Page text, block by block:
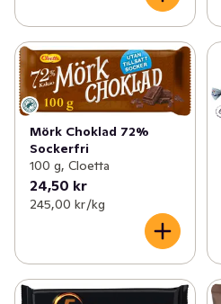
Mörk Choklad 72%
Sockerfri
100 g, Cloetta
24,50 kr
245,00 kr /kg